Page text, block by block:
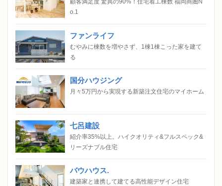
顧客満足度 驚異の90%！住宅着工棟数 福岡商圏N
o.1
ファンライフ
むやみに棟数を増やさず、1棟1棟こった家を建て
る
国分ハウジング
月々5万円から実現する新築注文住宅のマイホーム
七呂建設
紹介率35%以上。ハイクオリティ&フルスペック&
リーズナブル住宅
バウハウス.
建築家と連携して建てる高性能デザイン住宅